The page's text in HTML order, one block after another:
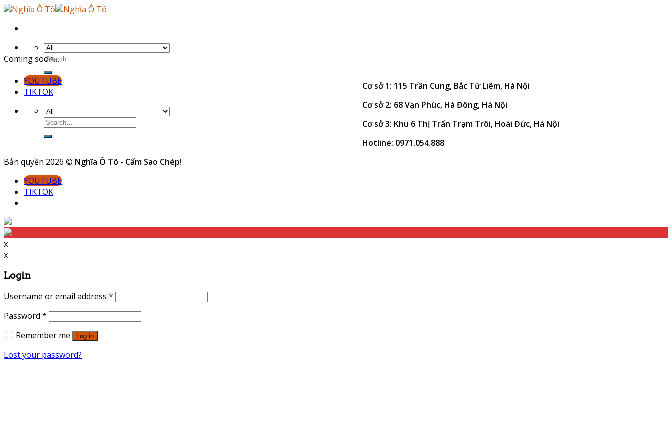
Skip
content
YOUTUBE
TIKTOK
Coming soon…
Cơ sở 1: 115 Trần Cung, Bắc Từ Liêm, Hà Nội
Cơ sở 2: 68 Vạn Phúc, Hà Đông, Hà Nội
Cơ sở 3: Khu 6 Thị Trấn Trạm Trôi, Hoài Đức, Hà Nội
Hotline: 0971.054.888
Bản quyền 2026 © Nghĩa Ô Tô - Cấm Sao Chép!
YOUTUBE
TIKTOK
x
x
Login
Username or email address *
Password *
Remember me
Log in
Lost your password?